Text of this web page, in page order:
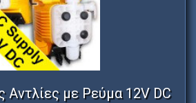
Αντλίες με Ρεύμα 12V DC